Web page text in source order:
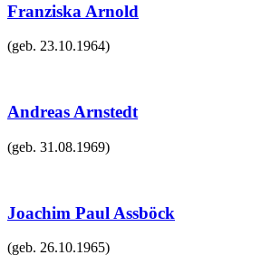
Franziska Arnold
(geb. 23.10.1964)
Andreas Arnstedt
(geb. 31.08.1969)
Joachim Paul Assböck
(geb. 26.10.1965)